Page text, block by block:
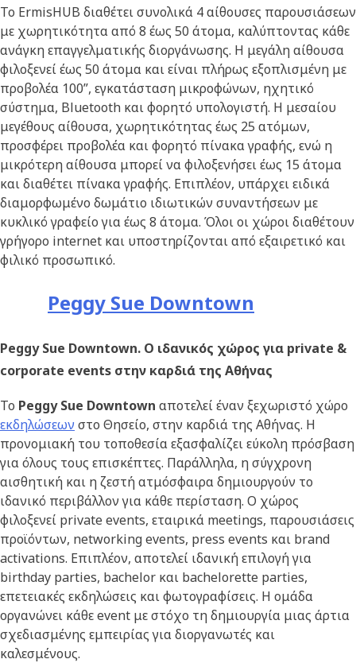
Το ErmisHUB διαθέτει συνολικά 4 αίθουσες παρουσιάσεων
με χωρητικότητα από 8 έως 50 άτομα, καλύπτοντας κάθε
ανάγκη επαγγελματικής διοργάνωσης. Η μεγάλη αίθουσα
φιλοξενεί έως 50 άτομα και είναι πλήρως εξοπλισμένη με
προβολέα 100”, εγκατάσταση μικροφώνων, ηχητικό
σύστημα, Bluetooth και φορητό υπολογιστή. Η μεσαίου
μεγέθους αίθουσα, χωρητικότητας έως 25 ατόμων,
προσφέρει προβολέα και φορητό πίνακα γραφής, ενώ η
μικρότερη αίθουσα μπορεί να φιλοξενήσει έως 15 άτομα
και διαθέτει πίνακα γραφής. Επιπλέον, υπάρχει ειδικά
διαμορφωμένο δωμάτιο ιδιωτικών συναντήσεων με
κυκλικό γραφείο για έως 8 άτομα. Όλοι οι χώροι διαθέτουν
γρήγορο internet και υποστηρίζονται από εξαιρετικό και
φιλικό προσωπικό.
Peggy Sue Downtown
Peggy Sue Downtown. Ο ιδανικός χώρος για private &
corporate events στην καρδιά της Αθήνας
Το Peggy Sue Downtown αποτελεί έναν ξεχωριστό χώρο
εκδηλώσεων στο Θησείο, στην καρδιά της Αθήνας. Η
προνομιακή του τοποθεσία εξασφαλίζει εύκολη πρόσβαση
για όλους τους επισκέπτες. Παράλληλα, η σύγχρονη
αισθητική και η ζεστή ατμόσφαιρα δημιουργούν το
ιδανικό περιβάλλον για κάθε περίσταση. Ο χώρος
φιλοξενεί private events, εταιρικά meetings, παρουσιάσεις
προϊόντων, networking events, press events και brand
activations. Επιπλέον, αποτελεί ιδανική επιλογή για
birthday parties, bachelor και bachelorette parties,
επετειακές εκδηλώσεις και φωτογραφίσεις. Η ομάδα
οργανώνει κάθε event με στόχο τη δημιουργία μιας άρτια
σχεδιασμένης εμπειρίας για διοργανωτές και
καλεσμένους.